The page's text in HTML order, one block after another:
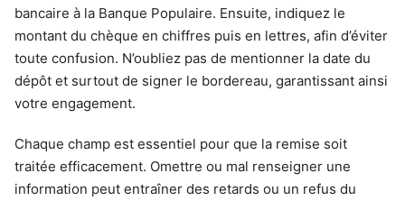
bancaire à la Banque Populaire. Ensuite, indiquez le
montant du chèque en chiffres puis en lettres, afin d’éviter
toute confusion. N’oubliez pas de mentionner la date du
dépôt et surtout de signer le bordereau, garantissant ainsi
votre engagement.
Chaque champ est essentiel pour que la remise soit
traitée efficacement. Omettre ou mal renseigner une
information peut entraîner des retards ou un refus du